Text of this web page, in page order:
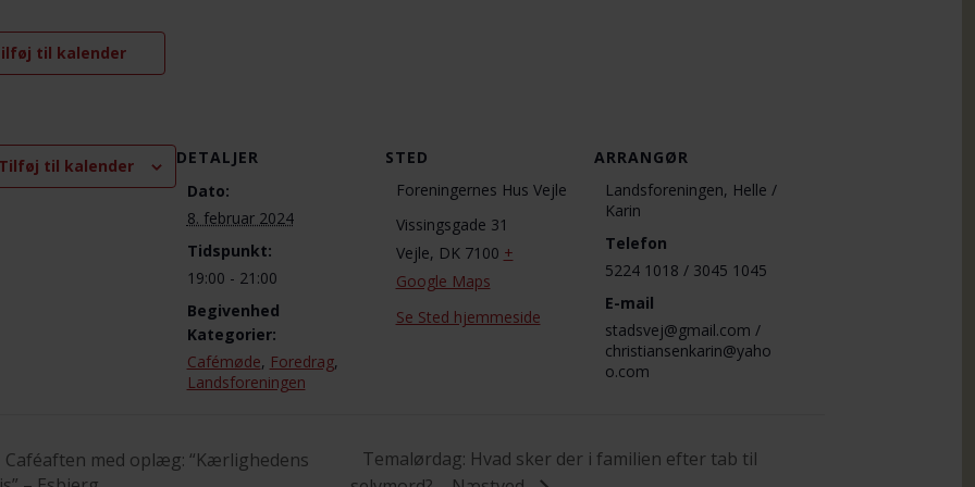
til kalender
til kalender
DETALJER
Dato:
8. februar 2024
Tidspunkt:
19:00 - 21:00
Begivenhed
Kategorier:
Cafémøde, Foredrag,
Landsforeningen
STED
Foreningernes Hus Vejle
Vissingsgade 31
Vejle, DK 7100 +
Google Maps
Se Sted hjemmeside
ARRANGØR
Landsforeningen, Helle /
Karin
Telefon
5224 1018 / 3045 1045
E-mail
stadsvej@gmail.com /
christiansenkarin@yaho
o.com
Caféaften med oplæg: “Kærlighedens
Temalørdag: Hvad sker der i familien efter tab til